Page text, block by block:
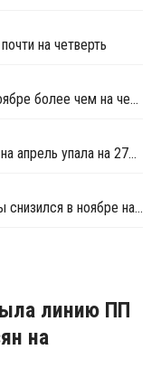
на четверть
Экспорт ПБК из Китая сократился в ноябре более чем на четверть
Контрактная цена бутадиена в Европе на апрель упала на 27% из-за пандемии коронавируса
Экспорт эмульсионного БСК из Европы снизился в ноябре на 20,2% - Евростат
линию ПП
на